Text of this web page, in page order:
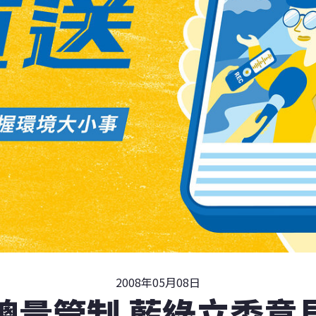
2008年05月08日